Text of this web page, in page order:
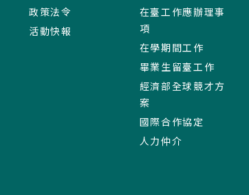
政策法令
活動快報
在臺工作應辦理事
項
在學期間工作
畢業生留臺工作
經濟部全球競才方
案
國際合作協定
人力仲介